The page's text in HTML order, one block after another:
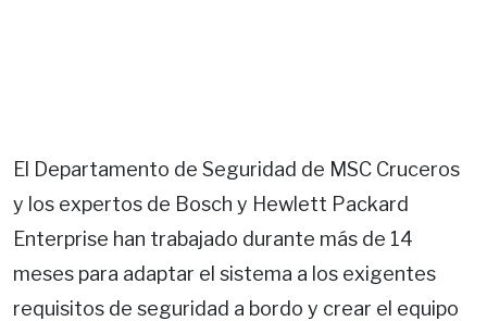
El Departamento de Seguridad de MSC Cruceros
y los expertos de Bosch y Hewlett Packard
Enterprise han trabajado durante más de 14
meses para adaptar el sistema a los exigentes
requisitos de seguridad a bordo y crear el equipo